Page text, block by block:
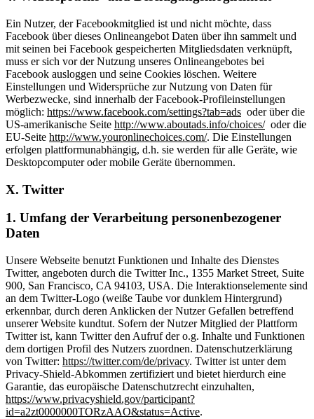
Ein Nutzer, der Facebookmitglied ist und nicht möchte, dass
Facebook über dieses Onlineangebot Daten über ihn sammelt und
mit seinen bei Facebook gespeicherten Mitgliedsdaten verknüpft,
muss er sich vor der Nutzung unseres Onlineangebotes bei
Facebook ausloggen und seine Cookies löschen. Weitere
Einstellungen und Widersprüche zur Nutzung von Daten für
Werbezwecke, sind innerhalb der Facebook-Profileinstellungen
möglich: https://www.facebook.com/settings?tab=ads oder über die
US-amerikanische Seite http://www.aboutads.info/choices/oder die
EU-Seite http://www.youronlinechoices.com/. Die Einstellungen
erfolgen plattformunabhängig, d.h. sie werden für alle Geräte, wie
Desktopcomputer oder mobile Geräte übernommen.
X. Twitter
1. Umfang der Verarbeitung personenbezogener
Daten
Unsere Webseite benutzt Funktionen und Inhalte des Dienstes
Twitter, angeboten durch die Twitter Inc., 1355 Market Street, Suite
900, San Francisco, CA 94103, USA. Die Interaktionselemente sind
an dem Twitter-Logo (weiße Taube vor dunklem Hintergrund)
erkennbar, durch deren Anklicken der Nutzer Gefallen betreffend
unserer Website kundtut. Sofern der Nutzer Mitglied der Plattform
Twitter ist, kann Twitter den Aufruf der o.g. Inhalte und Funktionen
dem dortigen Profil des Nutzers zuordnen. Datenschutzerklärung
von Twitter: https://twitter.com/de/privacy. Twitter ist unter dem
Privacy-Shield-Abkommen zertifiziert und bietet hierdurch eine
Garantie, das europäische Datenschutzrecht einzuhalten,
https://www.privacyshield.gov/participant?
id=a2zt0000000TORzAAO&status=Active.